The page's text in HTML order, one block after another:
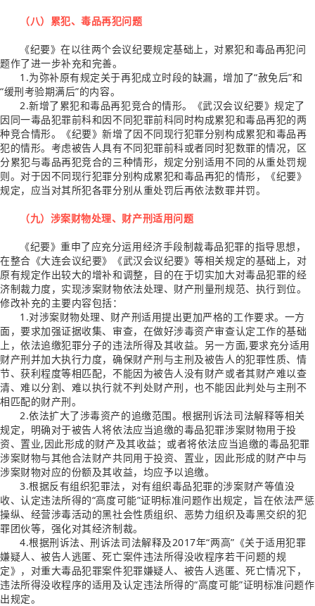
（八）累犯、毒品再犯问题
《纪要》在以往两个会议纪要规定基础上，对累犯和毒品再犯问
题作了进一步补充和完善。
1.为弥补原有规定关于再犯成立时段的缺漏，增加了“赦免后”和
“缓刑考验期满后”的内容。
2.新增了累犯和毒品再犯竞合的情形。《武汉会议纪要》规定了
因同一毒品犯罪前科和因不同犯罪前科同时构成累犯和毒品再犯的两
种竞合情形。《纪要》新增了因不同现行犯罪分别构成累犯和毒品再
犯的情形。考虑被告人具有不同犯罪前科或者同时犯数罪的情况，区
分累犯与毒品再犯竞合的三种情形，规定分别适用不同的从重处罚规
则。对于因不同现行犯罪分别构成累犯和毒品再犯的情形，《纪要》
规定，应当对其所犯各罪分别从重处罚后再依法数罪并罚。
（九）涉案财物处理、财产刑适用问题
《纪要》重申了应充分运用经济手段制裁毒品犯罪的指导思想，
在整合《大连会议纪要》《武汉会议纪要》等相关规定的基础上，对
原有规定作出较大的增补和调整，目的在于切实加大对毒品犯罪的经
济制裁力度，实现涉案财物依法处理、财产刑量刑规范、执行到位。
修改补充的主要内容包括：
1.对涉案财物处理、财产刑适用提出更加严格的工作要求。一方
面，要求加强证据收集、审查，在做好涉毒资产审查认定工作的基础
上，依法追缴犯罪分子的违法所得及其收益。另一方面,要求充分适用
财产刑并加大执行力度，确保财产刑与主刑及被告人的犯罪性质、情
节、获利程度等相匹配，不能因为被告人没有财产或者其财产难以查
清、难以分割、难以执行就不判处财产刑，也不能因此判处与主刑不
相匹配的财产刑。
2.依法扩大了涉毒资产的追缴范围。根据刑诉法司法解释等相关
规定，明确对于被告人将依法应当追缴的毒品犯罪涉案财物用于投
资、置业,因此形成的财产及其收益；或者将依法应当追缴的毒品犯罪
涉案财物与其他合法财产共同用于投资、置业，因此形成的财产中与
涉案财物对应的份额及其收益，均应予以追缴。
3.根据反有组织犯罪法，对有组织毒品犯罪的涉案财产等值没
收、认定违法所得的“高度可能”证明标准问题作出规定，旨在依法严惩
操纵、经营涉毒活动的黑社会性质组织、恶势力组织及毒黑交织的犯
罪团伙等，强化对其经济制裁。
4.根据刑诉法、刑诉法司法解释及2017年“两高”《关于适用犯罪
嫌疑人、被告人逃匿、死亡案件违法所得没收程序若干问题的规
定》，对重大毒品犯罪案件犯罪嫌疑人、被告人逃匿、死亡情况下，
违法所得没收程序的适用及认定违法所得的“高度可能”证明标准问题作
出规定。